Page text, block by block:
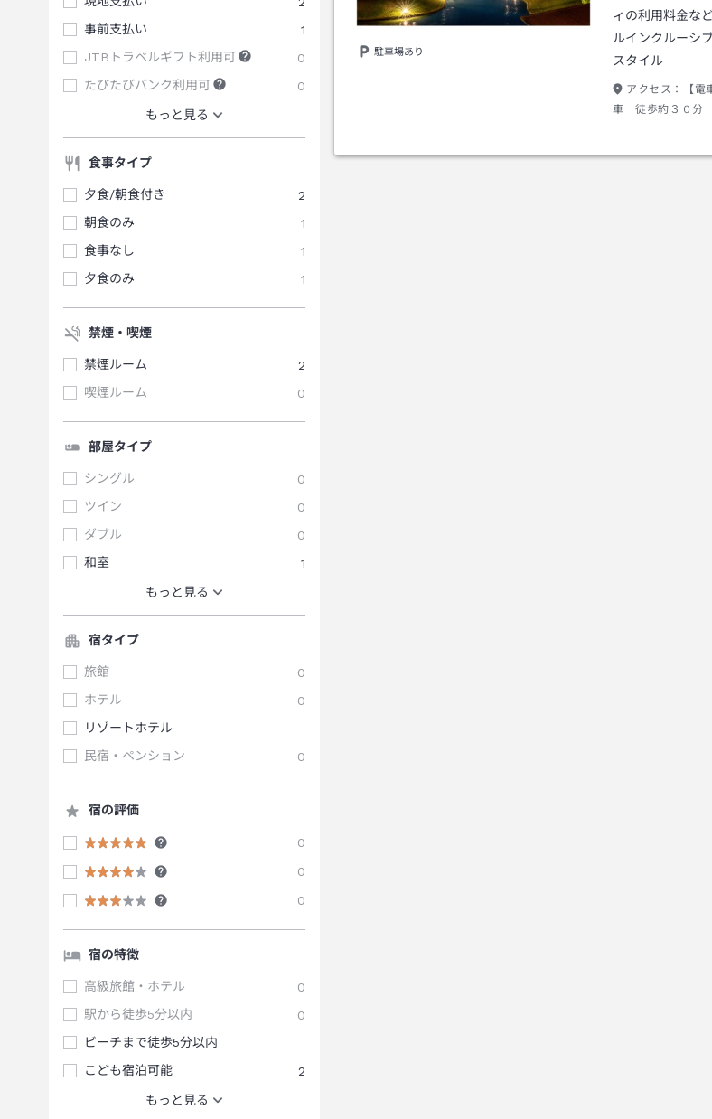
事前支払い
1
JTBトラベルギフト利用可
0
たびたびバンク利用可
0
もっと見る
食事タイプ
夕食/朝食付き
2
朝食のみ
1
食事なし
1
夕食のみ
1
禁煙・喫煙
禁煙ルーム
2
喫煙ルーム
0
部屋タイプ
シングル
0
ツイン
0
ダブル
0
和室
1
もっと見る
宿タイプ
旅館
0
ホテル
0
リゾートホテル
民宿・ペンション
0
宿の評価
0
0
0
宿の特徴
高級旅館・ホテル
0
駅から徒歩5分以内
0
ビーチまで徒歩5分以内
こども宿泊可能
2
もっと見る
駐車場あり
ィの利用料金な
ルインクルーシ
スタイル
アクセス：
【
車 徒歩約３０分